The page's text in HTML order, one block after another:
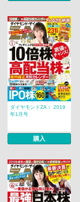
ダイヤモンドZAｉ 2019
年1月号
購入